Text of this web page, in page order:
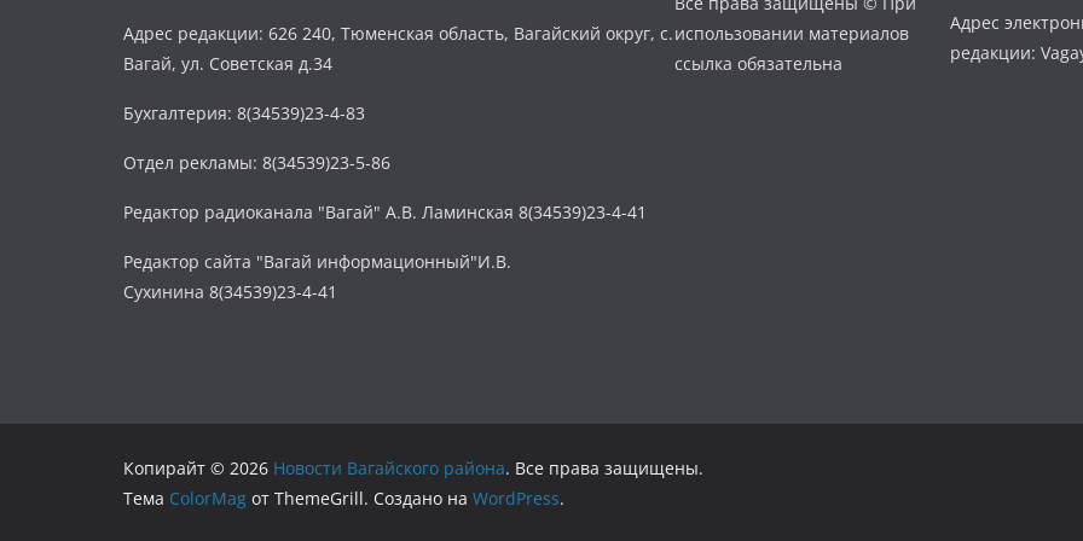
Адрес редакции: 626 240, Тюменская область, Вагайский округ, с.
Вагай, ул. Советская д.34
Бухгалтерия: 8(34539)23-4-83
Отдел рекламы: 8(34539)23-5-86
Редактор радиоканала "Вагай" А.В. Ламинская 8(34539)23-4-41
Редактор сайта "Вагай информационный"И.В.
Сухинина 8(34539)23-4-41
использовании материалов
ссылка обязательна
Адрес
редакции:
Копирайт © 2026 Новости Вагайского района. Все права защищены.
Тема ColorMag от ThemeGrill. Создано на WordPress.